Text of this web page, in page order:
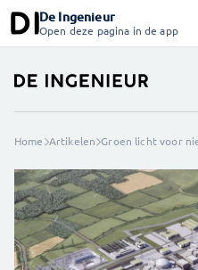
De Ingenieur
Open deze pagina in de app
Home Artikelen Groen licht voor